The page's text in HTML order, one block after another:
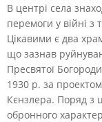
В центрі села
перемоги у війні
Цікавими є два
що зазнав
Пресвятої
1930 р. за
Кєнзлера. Поряд з
обронного